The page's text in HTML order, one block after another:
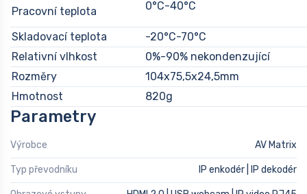
Pracovní teplota 0°C-40°C
Skladovací teplota
-20°C-70°C
Relativní vlhkost
0%-90% nekondenzující
Rozměry
104x75,5x24,5mm
Hmotnost
820g
Parametry
Výrobce AV Matrix
Typ převodníku IP enkodér | IP dekodér